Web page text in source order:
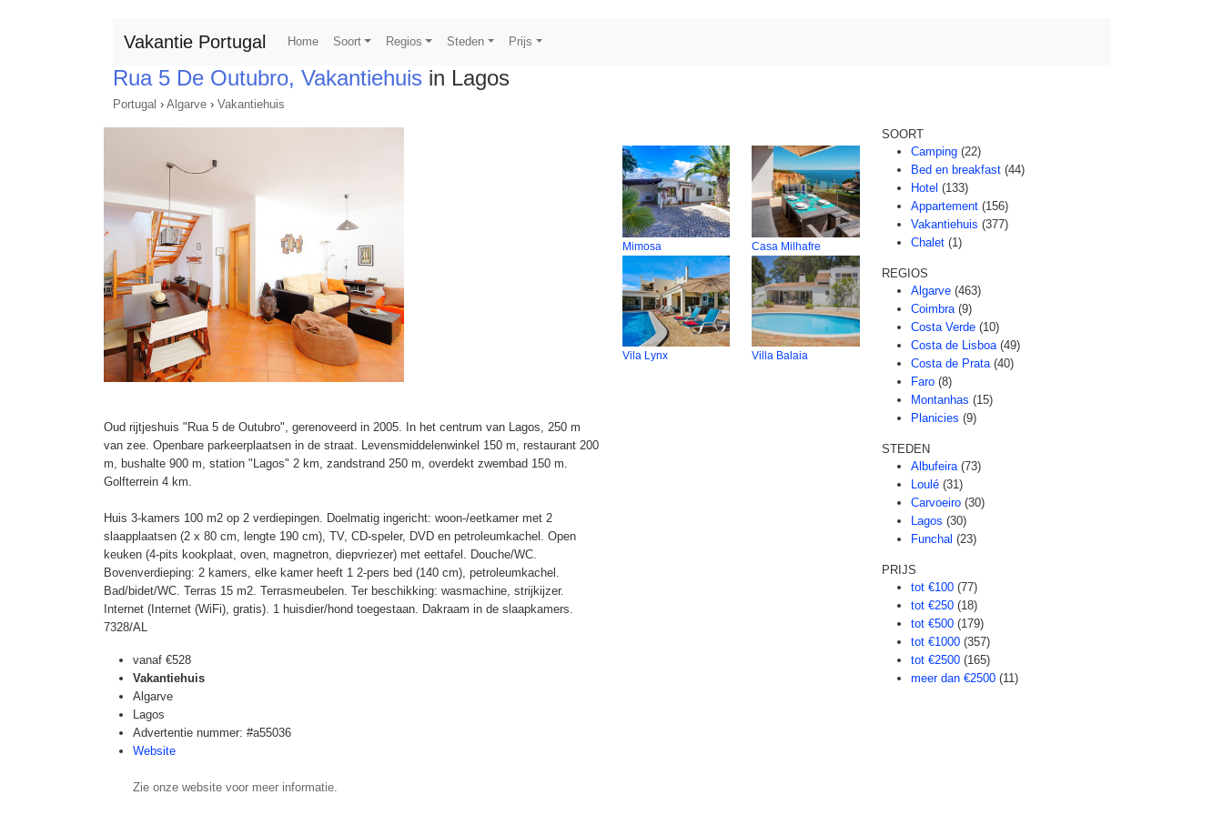
Vakantie Portugal Home Soort Regios Steden Prijs
Rua 5 De Outubro, Vakantiehuis in Lagos
Portugal › Algarve › Vakantiehuis
Oud rijtjeshuis "Rua 5 de Outubro", gerenoveerd in 2005. In het centrum van Lagos, 250 m
van zee. Openbare parkeerplaatsen in de straat. Levensmiddelenwinkel 150 m, restaurant 200
m, bushalte 900 m, station "Lagos" 2 km, zandstrand 250 m, overdekt zwembad 150 m.
Golfterrein 4 km.
Huis 3-kamers 100 m2 op 2 verdiepingen. Doelmatig ingericht: woon-/eetkamer met 2
slaapplaatsen (2 x 80 cm, lengte 190 cm), TV, CD-speler, DVD en petroleumkachel. Open
keuken (4-pits kookplaat, oven, magnetron, diepvriezer) met eettafel. Douche/WC.
Bovenverdieping: 2 kamers, elke kamer heeft 1 2-pers bed (140 cm), petroleumkachel.
Bad/bidet/WC. Terras 15 m2. Terrasmeubelen. Ter beschikking: wasmachine, strijkijzer.
Internet (Internet (WiFi), gratis). 1 huisdier/hond toegestaan. Dakraam in de slaapkamers.
7328/AL
vanaf €528
Vakantiehuis
Algarve
Lagos
Advertentie nummer: #a55036
Website
Zie onze website voor meer informatie.
Mimosa Casa Milhafre
Vila Lynx Villa Balaia
SOORT
Camping (22)
Bed en breakfast (44)
Hotel (133)
Appartement (156)
Vakantiehuis (377)
Chalet (1)
REGIOS
Algarve (463)
Coimbra (9)
Costa Verde (10)
Costa de Lisboa (49)
Costa de Prata (40)
Faro (8)
Montanhas (15)
Planicies (9)
STEDEN
Albufeira (73)
Loulé (31)
Carvoeiro (30)
Lagos (30)
Funchal (23)
PRIJS
tot €100 (77)
tot €250 (18)
tot €500 (179)
tot €1000 (357)
tot €2500 (165)
meer dan €2500 (11)